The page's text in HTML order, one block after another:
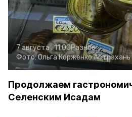
7 августа , 11:00Разное
Фото:Ольга Корженко
Продолжаем
Селенским Исадам